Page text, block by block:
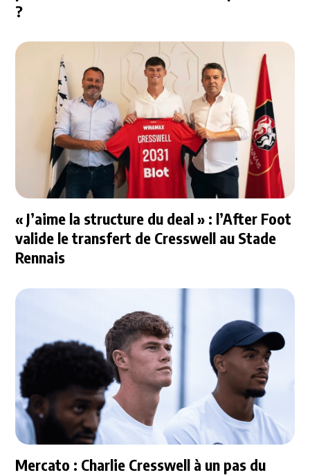
?
« J’aime la structure du deal » : l’After Foot
valide le transfert de Cresswell au Stade
Rennais
Mercato : Charlie Cresswell à un pas du